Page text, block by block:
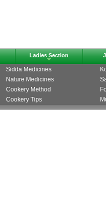
Ladies Section
Sidda Medicines
Nature Medicines
Cookery Method
Cookery Tips